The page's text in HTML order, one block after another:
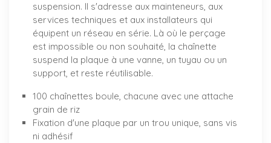
suspension. Il s'adresse aux mainteneurs, aux
services techniques et aux installateurs qui
équipent un réseau en série. Là où le perçage
est impossible ou non souhaité, la chaînette
suspend la plaque à une vanne, un tuyau ou un
support, et reste réutilisable.
100 chaînettes boule, chacune avec une attache
grain de riz
Fixation d'une plaque par un trou unique, sans vis
ni adhésif